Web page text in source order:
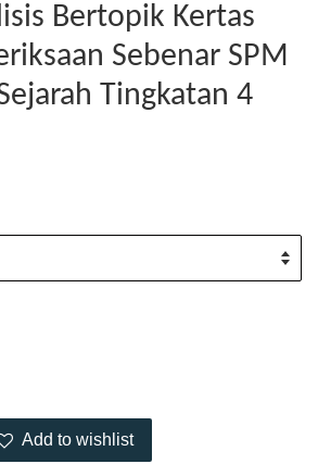
Bertopik Kertas
Sebenar SPM
Tingkatan 4
Add to wishlist